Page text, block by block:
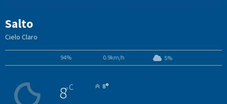
Salto
Cielo Claro
94% 0.9km/h 5%
8°C 8°